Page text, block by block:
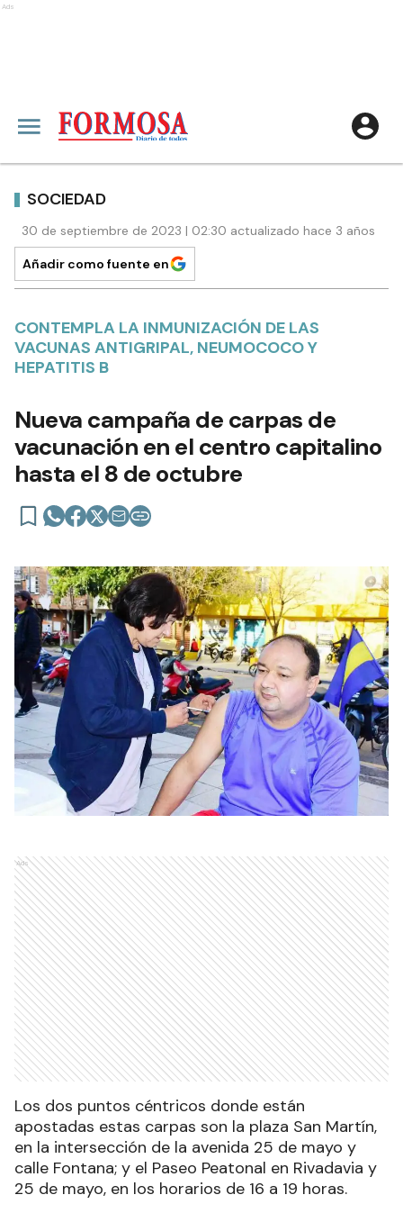
Ads
SOCIEDAD
30 de septiembre de 2023 | 02:30 actualizado hace 3 años
Añadir como fuente en
CONTEMPLA LA INMUNIZACIÓN DE LAS
VACUNAS ANTIGRIPAL, NEUMOCOCO Y
HEPATITIS B
Nueva campaña de carpas de
vacunación en el centro capitalino
hasta el 8 de octubre
Ads
Los dos puntos céntricos donde están
apostadas estas carpas son la plaza San Martín,
en la intersección de la avenida 25 de mayo y
calle Fontana; y el Paseo Peatonal en Rivadavia y
25 de mayo, en los horarios de 16 a 19 horas.